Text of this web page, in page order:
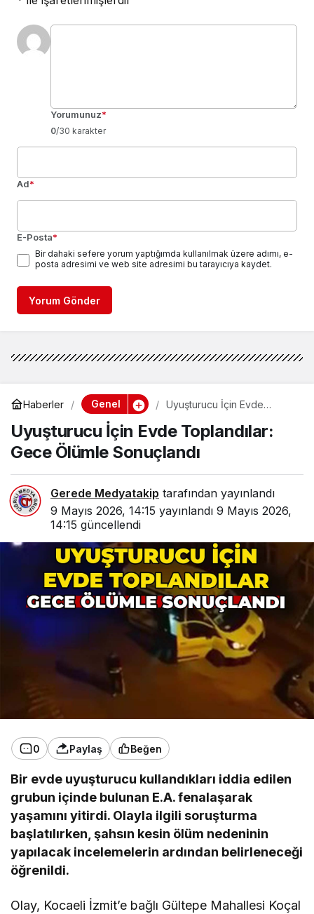
Yorumunuz*
0/30 karakter
Ad*
E-Posta*
Bir dahaki sefere yorum yaptığımda kullanılmak üzere adımı, e-
posta adresimi ve web site adresimi bu tarayıcıya kaydet.
Yorum Gönder
Haberler Genel
Uyuşturucu İçin Evde
Sonuçlandı
Uyuşturucu İçin Evde Toplandılar:
Gece Ölümle Sonuçlandı
Gerede Medyatakip tarafından yayınlandı
9 Mayıs 2026, 14:15 yayınlandı 9 Mayıs 2026,
14:15 güncellendi
0 Paylaş Beğen
Bir evde uyuşturucu kullandıkları iddia edilen
grubun içinde bulunan E.A. fenalaşarak
yaşamını yitirdi. Olayla ilgili soruşturma
başlatılırken, şahsın kesin ölüm nedeninin
yapılacak incelemelerin ardından belirleneceği
öğrenildi.
Olay, Kocaeli İzmit’e bağlı Gültepe Mahallesi Koçal